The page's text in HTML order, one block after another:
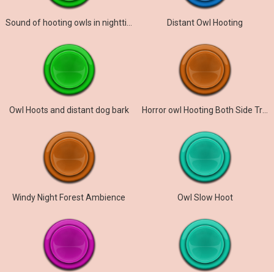
Distant Owl Hooting
Owl Hoots and distant dog bark Horror owl Hooting Both Side Travel
Windy Night Forest Ambience Owl Slow Hoot